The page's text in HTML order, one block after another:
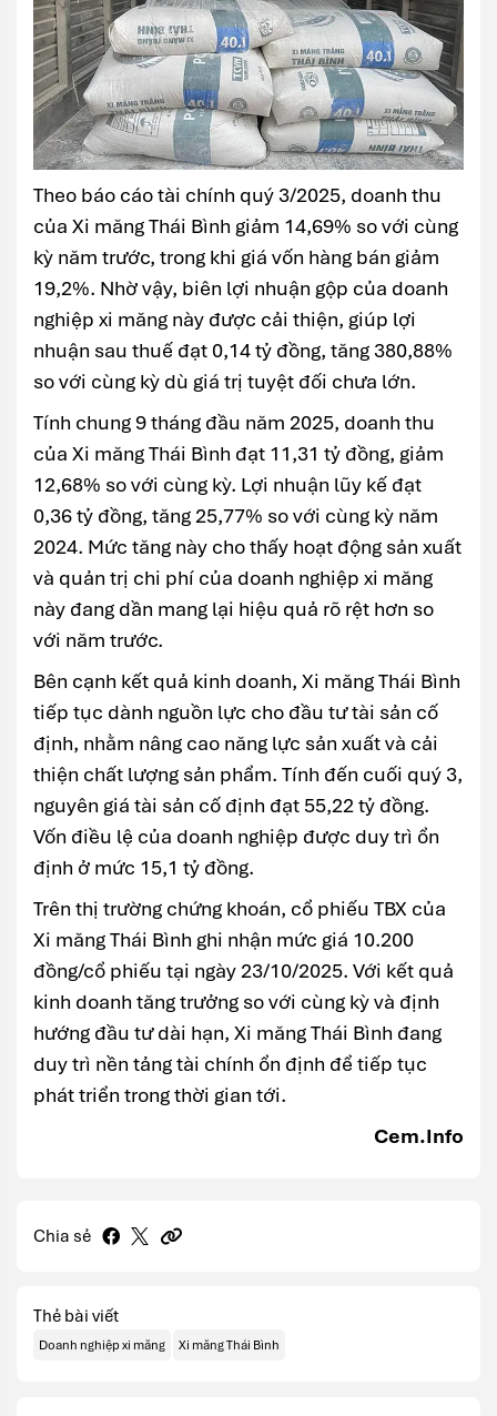
Theo báo cáo tài chính quý 3/2025, doanh thu
của Xi măng Thái Bình giảm 14,69% so với cùng
kỳ năm trước, trong khi giá vốn hàng bán giảm
19,2%. Nhờ vậy, biên lợi nhuận gộp của doanh
nghiệp xi măng này được cải thiện, giúp lợi
nhuận sau thuế đạt 0,14 tỷ đồng, tăng 380,88%
so với cùng kỳ dù giá trị tuyệt đối chưa lớn.
Tính chung 9 tháng đầu năm 2025, doanh thu
của Xi măng Thái Bình đạt 11,31 tỷ đồng, giảm
12,68% so với cùng kỳ. Lợi nhuận lũy kế đạt
0,36 tỷ đồng, tăng 25,77% so với cùng kỳ năm
2024. Mức tăng này cho thấy hoạt động sản xuất
và quản trị chi phí của doanh nghiệp xi măng
này đang dần mang lại hiệu quả rõ rệt hơn so
với năm trước.
Bên cạnh kết quả kinh doanh, Xi măng Thái Bình
tiếp tục dành nguồn lực cho đầu tư tài sản cố
định, nhằm nâng cao năng lực sản xuất và cải
thiện chất lượng sản phẩm. Tính đến cuối quý 3,
nguyên giá tài sản cố định đạt 55,22 tỷ đồng.
Vốn điều lệ của doanh nghiệp được duy trì ổn
định ở mức 15,1 tỷ đồng.
Trên thị trường chứng khoán, cổ phiếu TBX của
Xi măng Thái Bình ghi nhận mức giá 10.200
đồng/cổ phiếu tại ngày 23/10/2025. Với kết quả
kinh doanh tăng trưởng so với cùng kỳ và định
hướng đầu tư dài hạn, Xi măng Thái Bình đang
duy trì nền tảng tài chính ổn định để tiếp tục
phát triển trong thời gian tới.
Cem.Info
Chia sẻ
Thẻ bài viết
Doanh nghiệp xi măng Xi măng Thái Bình